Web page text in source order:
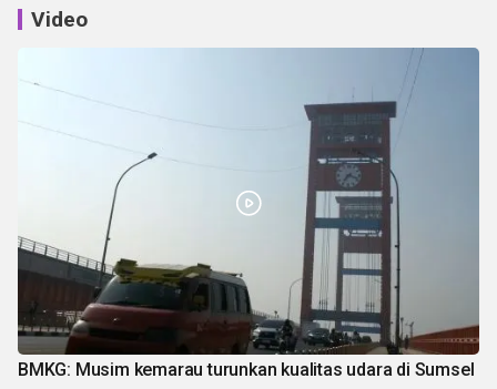
Video
BMKG: Musim kemarau turunkan kualitas udara di Sumsel